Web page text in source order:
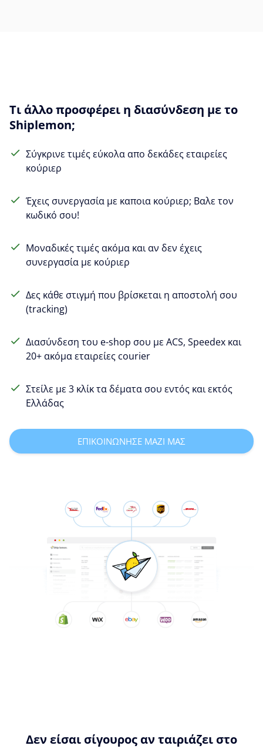
Τι άλλο προσφέρει η διασύνδεση με το
Shiplemon;
Σύγκρινε τιμές εύκολα απο δεκάδες εταιρείες
κούριερ
Έχεις συνεργασία με καποια κούριερ; Βαλε τον
κωδικό σου!
Μοναδικές τιμές ακόμα και αν δεν έχεις
συνεργασία με κούριερ
Δες κάθε στιγμή που βρίσκεται η αποστολή σου
(tracking)
Διασύνδεση του e-shop σου με ACS, Speedex και
20+ ακόμα εταιρείες courier
Στείλε με 3 κλίκ τα δέματα σου εντός και εκτός
Ελλάδας
ΕΠΙΚΟΙΝΩΝΗΣΕ ΜΑΖΙ ΜΑΣ
Δεν είσαι σίγουρος αν ταιριάζει στο